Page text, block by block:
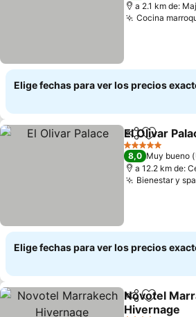
a 2.1 km de:
Cocina
Elige fechas para ver los precios
Compartir
Agregar
El Olivar
5 Estrellas
8,0 Muy bueno
a 12.2 km de:
Bienestar y
Elige fechas para ver los precios
Compartir
Agregar
Novotel
Hivernage